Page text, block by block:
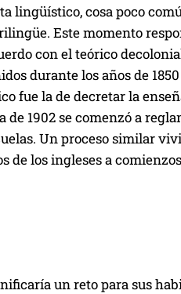
lingüístico, cosa poco
Este momento
con el teórico
durante los años de
fue la de decretar la
1902 se comenzó a
Un proceso similar
de los ingleses a
un reto para sus